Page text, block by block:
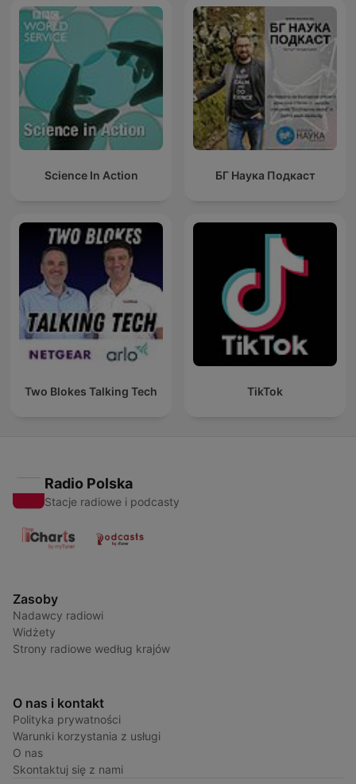
Science In Action БГ Наука Подкаст
Two Blokes Talking Tech TikTok
Radio Polska
Stacje radiowe i podcasty
Zasoby
Nadawcy radiowi
Widżety
Strony radiowe według krajów
O nas i kontakt
Polityka prywatności
Warunki korzystania z usługi
O nas
Skontaktuj się z nami